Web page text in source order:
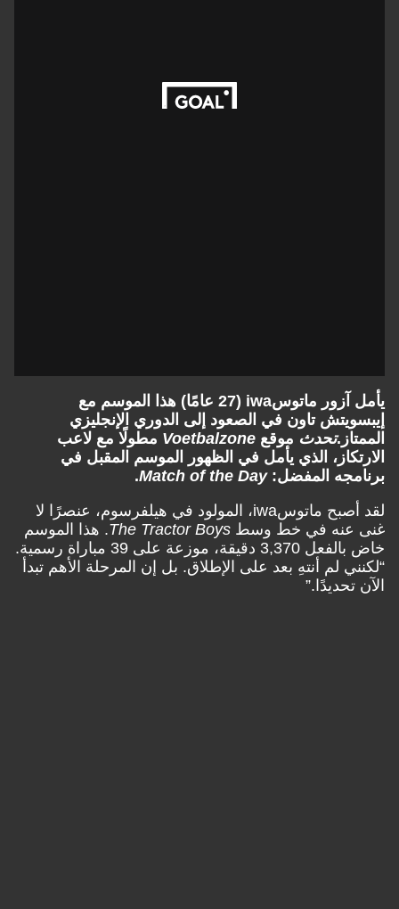
يأمل آزور ماتوسiwa (27 عامًا) هذا الموسم مع
إيبسويتش تاون في الصعود إلى الدوري الإنجليزي
الممتاز.تحدث موقع Voetbalzone مطولًا مع لاعب
الارتكاز، الذي يأمل في الظهور الموسم المقبل في
برنامجه المفضل:Match of the Day
.
لقد أصبح ماتوسiwa، المولود في هيلفرسوم، عنصرًا لا
غنى عنه في خط وسط The Tractor Boys. هذا الموسم
خاض بالفعل 3,370 دقيقة، موزعة على 39 مباراة رسمية.
“لكنني لم أنتهِ بعد على الإطلاق. بل إن المرحلة الأهم تبدأ
الآن تحديدًا.”